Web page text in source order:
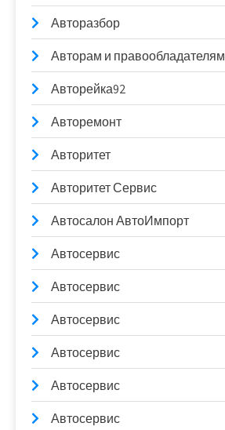
Авторазбор
Авторам и правообладателям
Авторейка92
Авторемонт
Авторитет
Авторитет Сервис
Автосалон АвтоИмпорт
Автосервис
Автосервис
Автосервис
Автосервис
Автосервис
Автосервис